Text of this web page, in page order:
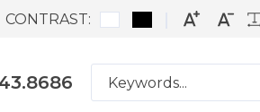
CONTRAST: